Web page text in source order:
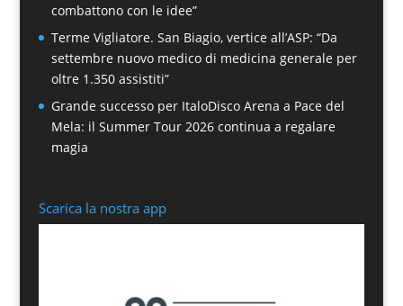
combattono con le idee”
Terme Vigliatore. San Biagio, vertice all’ASP: “Da
settembre nuovo medico di medicina generale per
oltre 1.350 assistiti”
Grande successo per ItaloDisco Arena a Pace del
Mela: il Summer Tour 2026 continua a regalare
magia
Scarica la nostra app